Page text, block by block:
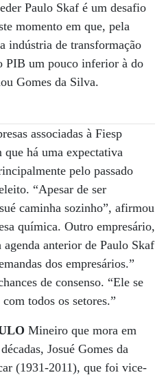
Paulo Skaf é um desafio
momento em que, pela
indústria de transformação
PIB um pouco inferior à do
Gomes da Silva.
associadas à Fiesp
há uma expectativa
pelo passado
“Apesar de ser
caminha sozinho”, afirmou
química. Outro empresário,
anterior de Paulo Skaf
dos empresários.”
de consenso. “Ele se
todos os setores.”
Mineiro que mora em
Josué Gomes da
(1931-2011), que foi vice-